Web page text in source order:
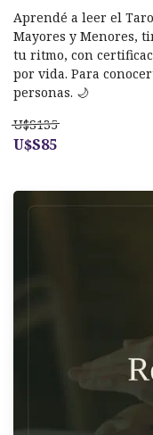
Aprendé a leer el
Mayores y Menores,
tu ritmo, con
por vida. Para
personas. 🌙
U$S135
U$S85